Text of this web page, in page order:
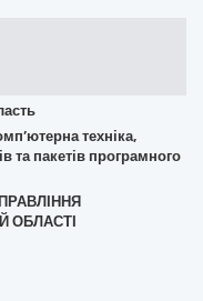
техніка,
та пакетів програмного
ОБЛАСТІ